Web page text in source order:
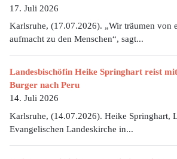
17. Juli 2026
Karlsruhe, (17.07.2026). „Wir träumen von
aufmacht zu den Menschen“, sagt...
Landesbischöfin Heike Springhart reist
Burger nach Peru
14. Juli 2026
Karlsruhe, (14.07.2026). Heike Springhart,
Evangelischen Landeskirche in...